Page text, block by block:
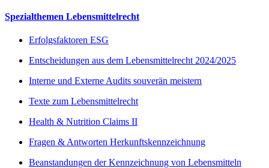
Spezialthemen Lebensmittelrecht
Erfolgsfaktoren ESG
Entscheidungen aus dem Lebensmittelrecht 2024/2025
Interne und Externe Audits souverän meistern
Texte zum Lebensmittelrecht
Health & Nutrition Claims II
Fragen & Antworten Herkunftskennzeichnung
Beanstandungen der Kennzeichnung von Lebensmitteln